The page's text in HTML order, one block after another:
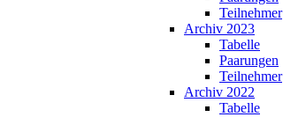
Teilnehmer
Archiv 2023
Tabelle
Paarungen
Teilnehmer
Archiv 2022
Tabelle